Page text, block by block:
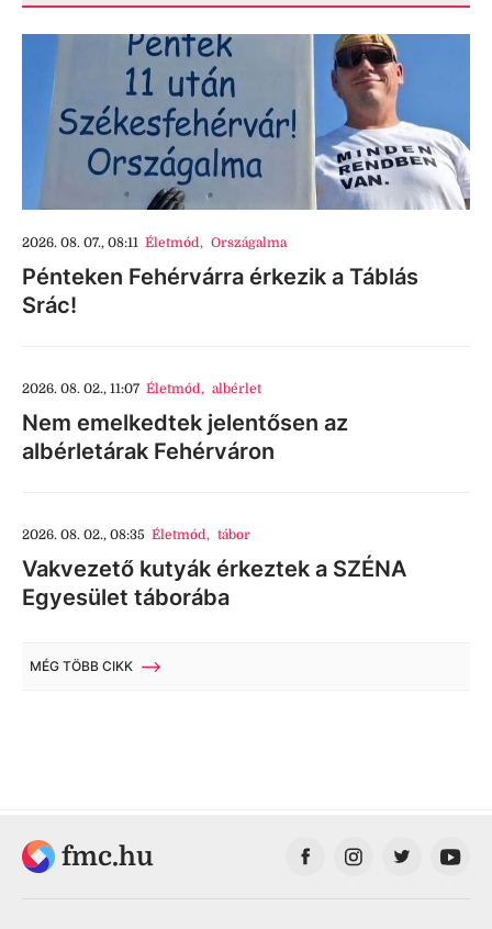
2026. 08. 07., 08:11 Életmód, Országalma
Pénteken Fehérvárra érkezik a Táblás
Srác!
2026. 08. 02., 11:07 Életmód, albérlet
Nem emelkedtek jelentősen az
albérletárak Fehérváron
2026. 08. 02., 08:35 Életmód, tábor
Vakvezető kutyák érkeztek a SZÉNA
Egyesület táborába
MÉG TÖBB CIKK
fmc.hu